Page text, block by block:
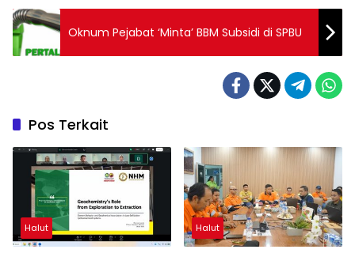
Oknum Pejabat ‘Minta’ BBM Subsidi di SPBU
Pos Terkait
Halut Halut